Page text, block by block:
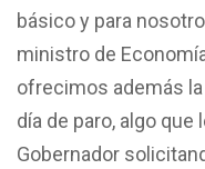
básico y para
ministro de
ofrecimos además
día de paro, algo
Gobernador